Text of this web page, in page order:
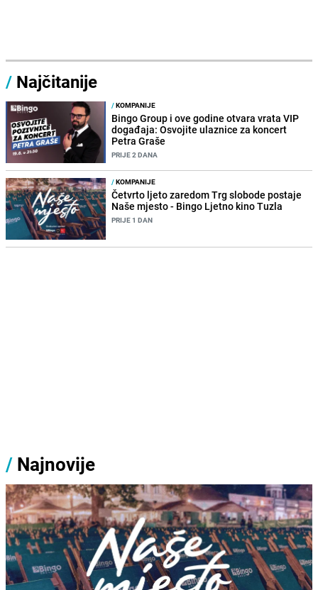
/ Najčitanije
/KOMPANIJE
Bingo Group i ove godine otvara vrata VIP
događaja: Osvojite ulaznice za koncert
Petra Graše
PRIJE 2 DANA
/KOMPANIJE
Četvrto ljeto zaredom Trg slobode postaje
Naše mjesto - Bingo Ljetno kino Tuzla
PRIJE 1 DAN
/ Najnovije